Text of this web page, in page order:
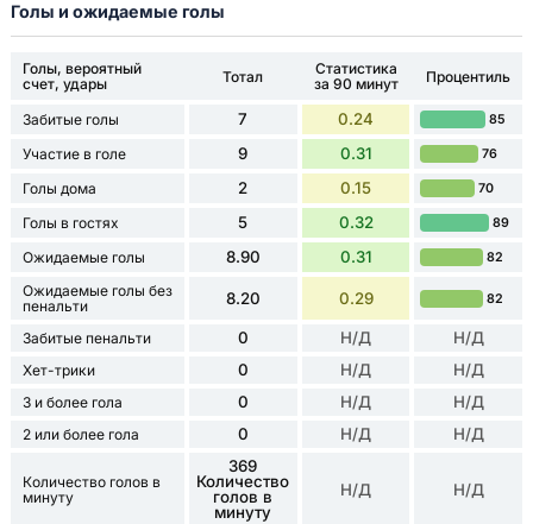
Голы и ожидаемые голы
Голы, вероятный
счет, удары
Тотал
Статистика
за 90 минут
Процентиль
Забитые голы 7 0.24 85
Участие в голе 9 0.31 76
Голы дома 2 0.15 70
Голы в гостях 5 0.32 89
Ожидаемые голы 8.90 0.31 82
Ожидаемые голы без
пенальти
8.20 0.29 82
Забитые пенальти 0 Н/Д Н/Д
Хет-трики 0 Н/Д Н/Д
3 и более гола 0 Н/Д Н/Д
2 или более гола 0 Н/Д Н/Д
Количество голов в
минуту
369
Количество
голов в
минуту
Н/Д Н/Д